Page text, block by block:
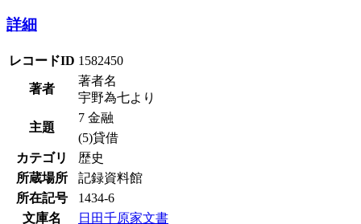
詳細
レコードID 1582450
著者
著者名
宇野為七より
主題
7 金融
(5)貸借
カテゴリ
歴史
所蔵場所
記録資料館
所在記号
1434-6
文庫名
日田千原家文書